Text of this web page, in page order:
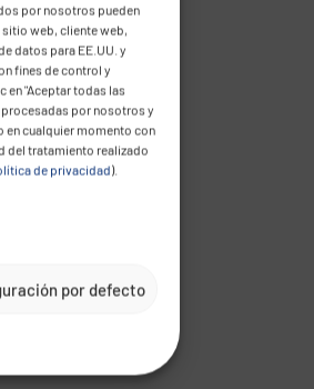
por nosotros pueden
sitio web, cliente web,
datos para EE.UU. y
fines de control y
en "Aceptar todas las
procesadas por nosotros y
en cualquier momento con
del tratamiento realizado
de privacidad).
por defecto